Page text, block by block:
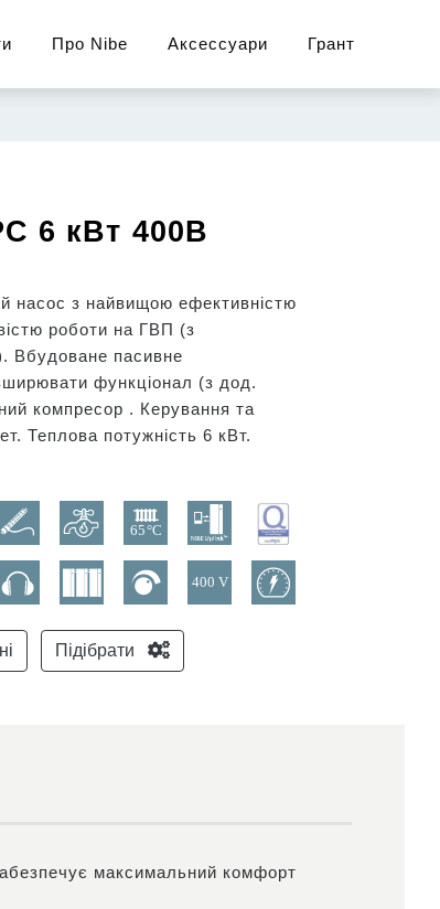
Про Nibe Аксессуари Грант
6 кВт 400В
насос з найвищою ефективністю
роботи на ГВП (з
Вбудоване пасивне
функціонал (з дод.
компресор . Керування та
Теплова потужність 6 кВт.
Підібрати
максимальний комфорт